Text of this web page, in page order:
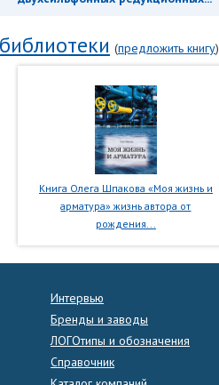
(предложить книгу)
Книга Олега Шпакова «Моя жизнь и
арматура» жизнь автора от
рождения...
Интервью
Бренды и заводы
ЛОГОтипы и обозначения
Справочник